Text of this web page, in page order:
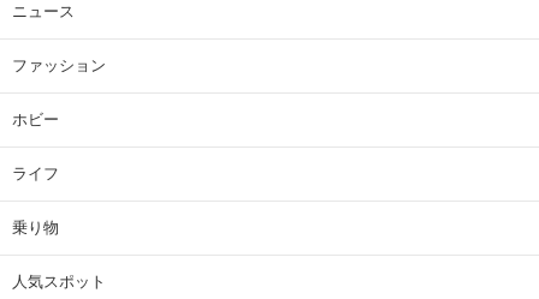
ニュース
ファッション
ホビー
ライフ
乗り物
人気スポット